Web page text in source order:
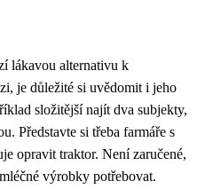
lákavou alternativu k
je důležité si uvědomit i jeho
složitější najít dva subjekty,
Představte si třeba farmáře s
opravit traktor. Není zaručené,
výrobky potřebovat.